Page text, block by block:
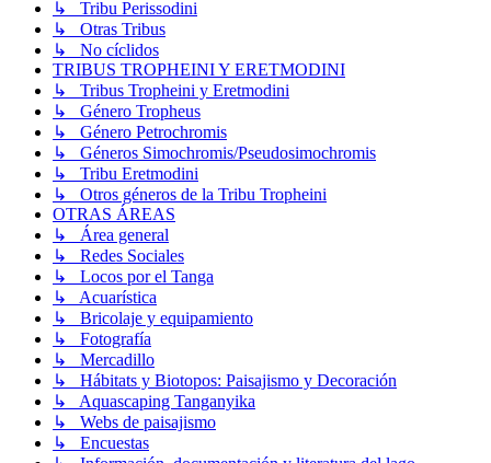
↳ Tribu Perissodini
↳ Otras Tribus
↳ No cíclidos
TRIBUS TROPHEINI Y ERETMODINI
↳ Tribus Tropheini y Eretmodini
↳ Género Tropheus
↳ Género Petrochromis
↳ Géneros Simochromis/Pseudosimochromis
↳ Tribu Eretmodini
↳ Otros géneros de la Tribu Tropheini
OTRAS ÁREAS
↳ Área general
↳ Redes Sociales
↳ Locos por el Tanga
↳ Acuarística
↳ Bricolaje y equipamiento
↳ Fotografía
↳ Mercadillo
↳ Hábitats y Biotopos: Paisajismo y Decoración
↳ Aquascaping Tanganyika
↳ Webs de paisajismo
↳ Encuestas